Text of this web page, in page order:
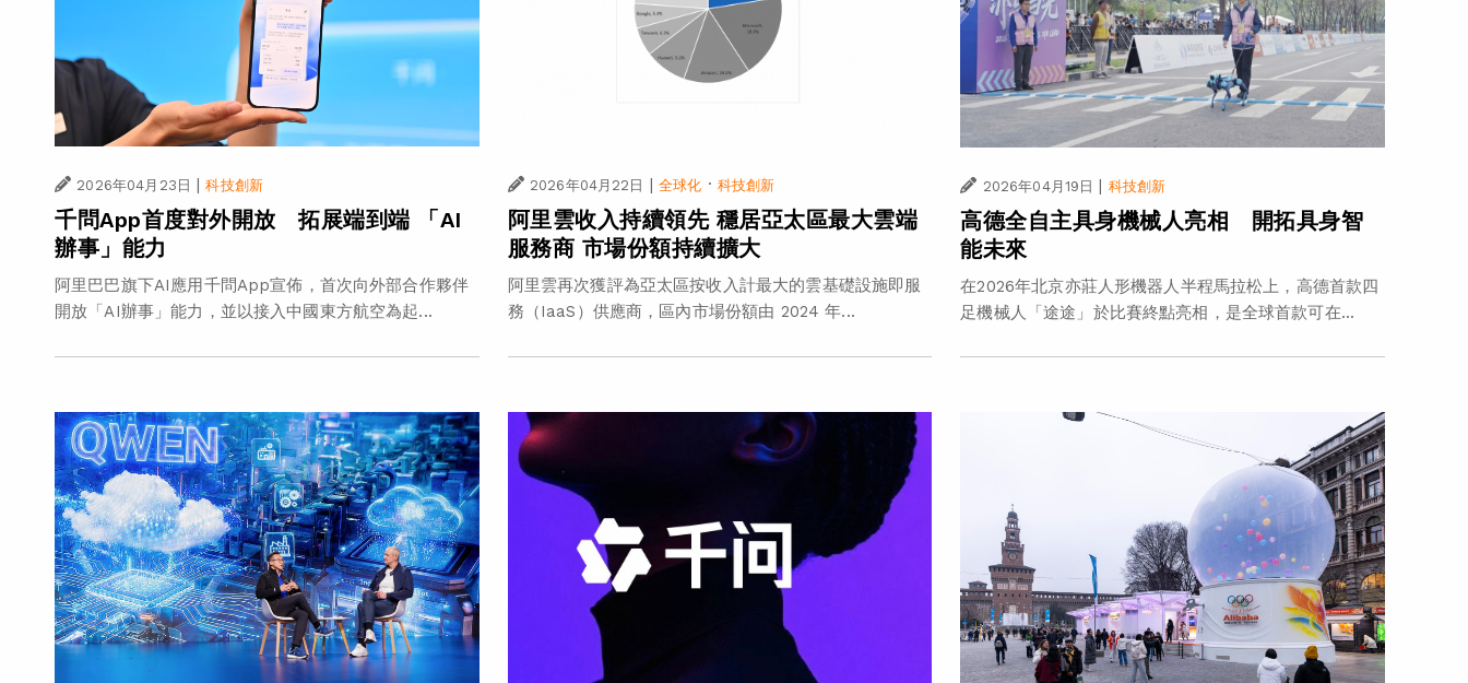
2026年04月23日 | 科技創新
千問App首度對外開放 拓展端到端 「AI
辦事」能力
阿里巴巴旗下AI應用千問App宣佈，首次向外部合作夥伴
開放「AI辦事」能力，並以接入中國東方航空為起...
2026年04月22日 | 全球化 · 科技創新
阿里雲收入持續領先 穩居亞太區最大雲端
服務商 市場份額持續擴大
阿里雲再次獲評為亞太區按收入計最大的雲基礎設施即服
務（IaaS）供應商，區內市場份額由 2024 年...
2026年04月19日 | 科技創新
高德全自主具身機械人亮相 開拓具身智
能未來
在2026年北京亦莊人形機器人半程馬拉松上，高德首款四
足機械人「途途」於比賽終點亮相，是全球首款可在...